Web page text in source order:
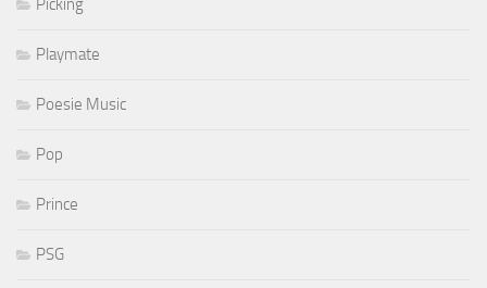
Picking
Playmate
Poesie Music
Pop
Prince
PSG